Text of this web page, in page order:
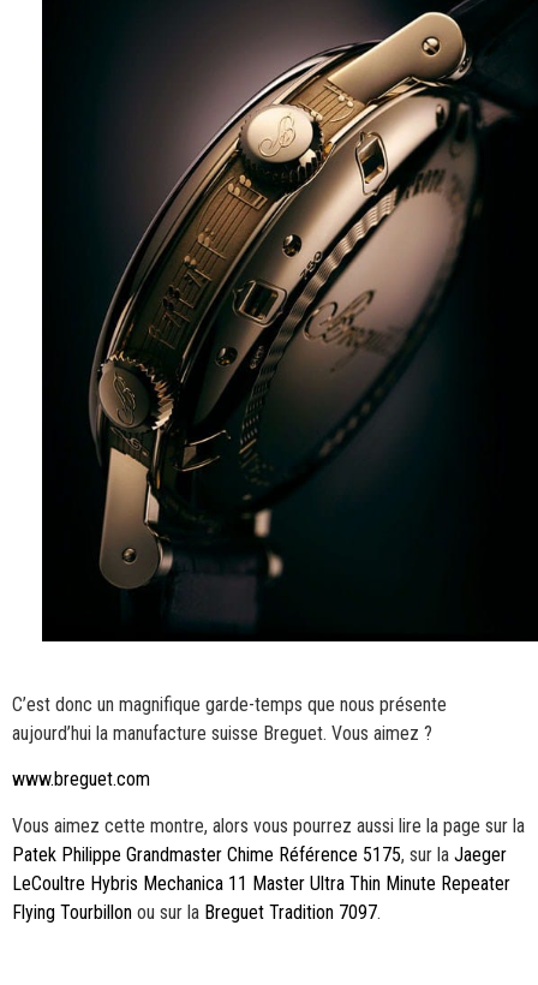
C’est donc un magnifique garde-temps que nous présente
aujourd’hui la manufacture suisse Breguet. Vous aimez ?
www.breguet.com
Vous aimez cette montre, alors vous pourrez aussi lire la page sur la
Patek Philippe Grandmaster Chime Référence 5175, sur la Jaeger
LeCoultre Hybris Mechanica 11 Master Ultra Thin Minute Repeater
Flying Tourbillon ou sur la Breguet Tradition 7097.